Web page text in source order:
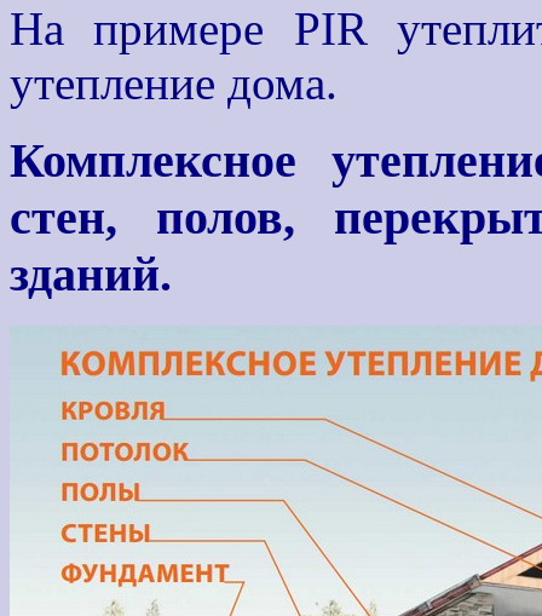
На примере PIR
утепление дома.
Комплексное
стен, полов,
зданий.